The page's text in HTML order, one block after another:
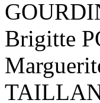
Brigitte